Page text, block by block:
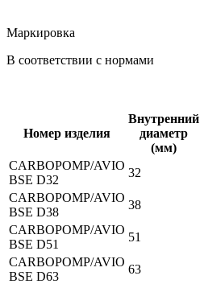
Маркировка
В соответствии с нормами
Номер изделия
Внутренний
диаметр
(мм)
CARBOPOMP/AVIO
BSE D32
32
CARBOPOMP/AVIO
BSE D38
38
CARBOPOMP/AVIO
BSE D51
51
CARBOPOMP/AVIO
BSE D63
63